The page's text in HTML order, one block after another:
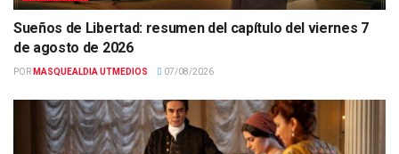
Sueños de Libertad: resumen del capítulo del viernes 7
de agosto de 2026
POR MASQUEALDIA UTMEDIOS 07/08/2026